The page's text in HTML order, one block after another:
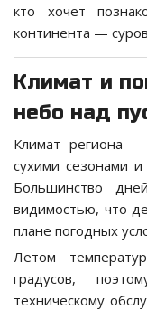
кто хочет
континента —
Климат и
небо над
Климат региона
сухими сезонами
Большинство
видимостью, что
плане погодных
Летом
градусов,
техническому